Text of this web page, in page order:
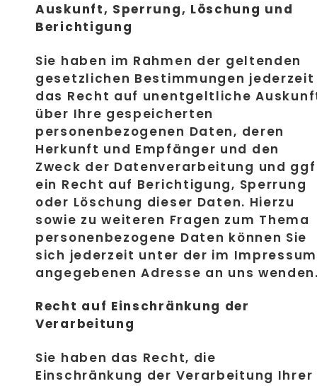
Auskunft, Sperrung, Löschung und
Berichtigung
Sie haben im Rahmen der geltenden
gesetzlichen Bestimmungen jederzeit
das Recht auf unentgeltliche
über Ihre gespeicherten
personenbezogenen Daten, deren
Herkunft und Empfänger und den
Zweck der Datenverarbeitung und
ein Recht auf Berichtigung, Sperrung
oder Löschung dieser Daten. Hierzu
sowie zu weiteren Fragen zum Thema
personenbezogene Daten können Sie
sich jederzeit unter der im Impressum
angegebenen Adresse an uns
Recht auf Einschränkung der
Verarbeitung
Sie haben das Recht, die
Einschränkung der Verarbeitung Ihrer